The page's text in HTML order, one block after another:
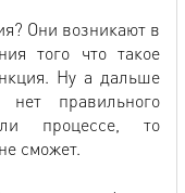
Они возникают в
того что такое
Ну а дальше
правильного
процессе, то
сможет.